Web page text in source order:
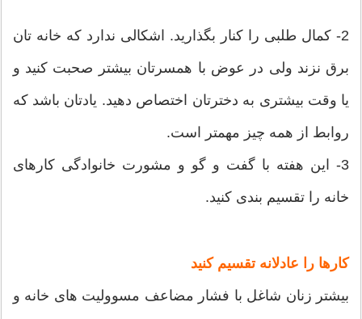
2- کمال طلبی را کنار بگذارید. اشکالی ندارد که خانه تان
برق نزند ولی در عوض با همسرتان بیشتر صحبت کنید و
یا وقت بیشتری به دخترتان اختصاص دهید. یادتان باشد که
روابط از همه چیز مهمتر است.
3- این هفته با گفت و گو و مشورت خانوادگی کارهای
خانه را تقسیم بندی کنید.
کارها را عادلانه تقسیم کنید
بیشتر زنان شاغل با فشار مضاعف مسوولیت های خانه و